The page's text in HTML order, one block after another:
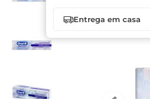
Entrega em casa